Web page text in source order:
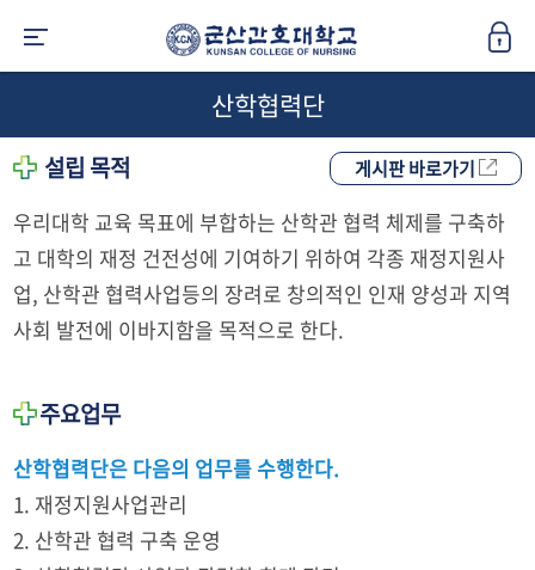
산학협력단
설립 목적 게시판 바로가기
우리대학 교육 목표에 부합하는 산학관 협력 체제를 구축하
고 대학의 재정 건전성에 기여하기 위하여 각종 재정지원사
업, 산학관 협력사업등의 장려로 창의적인 인재 양성과 지역
사회 발전에 이바지함을 목적으로 한다.
주요업무
산학협력단은 다음의 업무를 수행한다.
1. 재정지원사업관리
2. 산학관 협력 구축 운영